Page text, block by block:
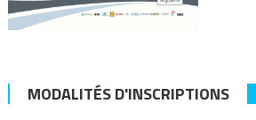
MODALITÉS D'INSCRIPTIONS